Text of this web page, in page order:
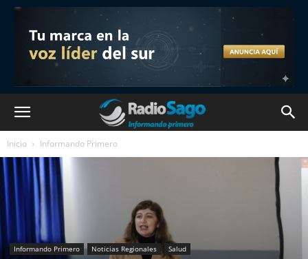
Inicio Informando Primero
Informando Primero Noticias Regionales Salud